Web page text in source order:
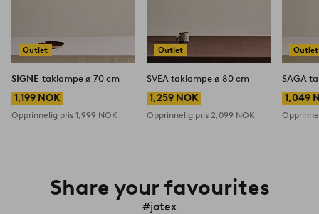
Outlet
SIGNE taklampe ø 70 cm
1,199 NOK
Opprinnelig pris 1,999 NOK
Outlet
SVEA taklampe ø 80 cm
1,259 NOK
Opprinnelig pris 2,099 NOK
Outlet
SAGA
1,049
Share your favourites
#jotex